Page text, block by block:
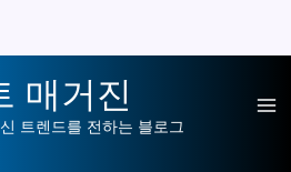
매거진
트렌드를 전하는 블로그